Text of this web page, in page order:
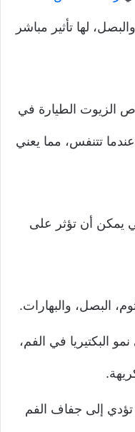
لها تأثير مباشر
الزيوت الطيارة في
تتنفس، مما يعني
يمكن أن تؤثر على
البصل، والبهارات.
البكتيريا في الفم،
إلى جفاف الفم